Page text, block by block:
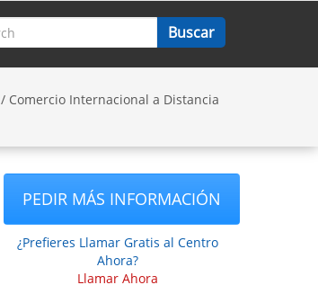
/ Comercio Internacional a Distancia
PEDIR MÁS INFORMACIÓN
¿Prefieres Llamar Gratis al Centro
Ahora?
Llamar Ahora